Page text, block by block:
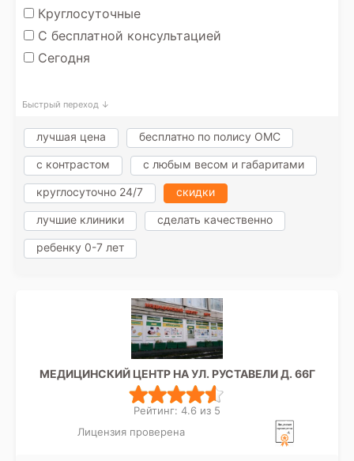
Круглосуточные
С бесплатной консультацией
Сегодня
Быстрый переход ↓
лучшая цена бесплатно по полису ОМС
с контрастом с любым весом и габаритами
круглосуточно 24/7 скидки
лучшие клиники сделать качественно
ребенку 0-7 лет
МЕДИЦИНСКИЙ ЦЕНТР НА УЛ. РУСТАВЕЛИ Д. 66Г
Рейтинг: 4.6 из 5
Лицензия проверена